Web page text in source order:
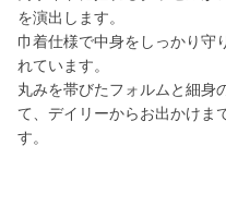
を演出します。
巾着仕様で中身をしっかり守
れています。
丸みを帯びたフォルムと細身
て、デイリーからお出かけま
す。